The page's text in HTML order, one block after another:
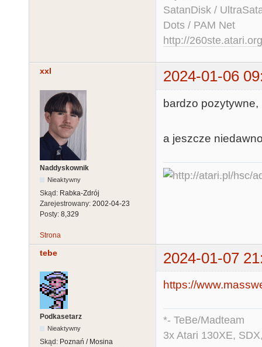
SatanDisk /
Dots / PAM Net
http://260ste.atari.org
xxl 2024-01-06
Naddyskownik
Nieaktywny
Skąd: Rabka-Zdrój
Zarejestrowany: 2002-04-23
Posty: 8,329
bardzo
a jeszcze
Strona
tebe 2024-01-07
Podkasetarz
Nieaktywny
Skąd: Poznań / Mosina
https://
*- TeBe/Madteam
3x Atari 130XE,